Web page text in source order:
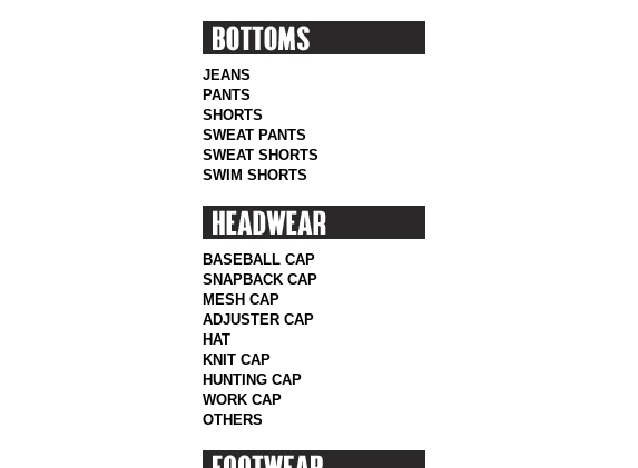
JEANS
PANTS
SHORTS
SWEAT PANTS
SWEAT SHORTS
SWIM SHORTS
BASEBALL CAP
SNAPBACK CAP
MESH CAP
ADJUSTER CAP
HAT
KNIT CAP
HUNTING CAP
WORK CAP
OTHERS